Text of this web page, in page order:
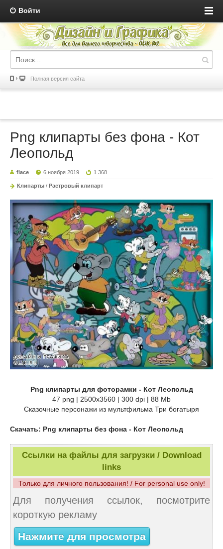
Войти
Полная версия сайта
Png клипарты без фона - Кот
Леопольд
fiace 6 ноября 2019 1 368
Клипарты / Растровый клипарт
Png клипарты для фоторамки - Кот Леопольд
47 png | 2500х3560 | 300 dpi | 88 Mb
Сказочные персонажи из мультфильма Три богатыря
Скачать: Png клипарты без фона - Кот Леопольд
Ссылки на файлы для загрузки / Download
links
Только для личного пользования! / For personal use only!
Для получения ссылок, посмотрите
короткую рекламу
Нажмите для просмотра